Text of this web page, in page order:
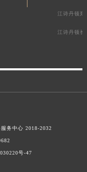
江诗丹顿郑
江诗丹顿长
务中心 2018-2032
号-47